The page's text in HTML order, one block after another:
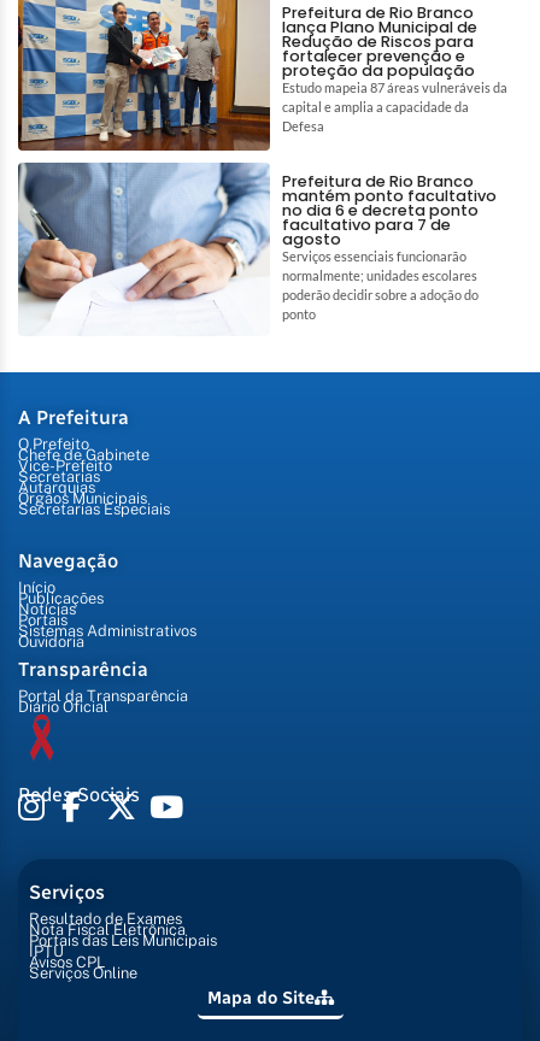
Prefeitura de Rio Branco
lança Plano Municipal de
Redução de Riscos para
fortalecer prevenção e
proteção da população
Estudo mapeia 87 áreas vulneráveis da
capital e amplia a capacidade da
Defesa
Prefeitura de Rio Branco
mantém ponto facultativo
no dia 6 e decreta ponto
facultativo para 7 de
agosto
Serviços essenciais funcionarão
normalmente; unidades escolares
poderão decidir sobre a adoção do
ponto
A Prefeitura
O Prefeito
Chefe de Gabinete
Vice-Prefeito
Secretarias
Autarquias
Órgãos Municipais
Secretarias Especiais
Navegação
Início
Publicações
Notícias
Portais
Sistemas Administrativos
Ouvidoria
Transparência
Portal da Transparência
Diário Oficial
Redes Sociais
Serviços
Resultado de Exames
Nota Fiscal Eletrônica
Portais das Leis Municipais
IPTU
Avisos CPL
Serviços Online
Mapa do Site